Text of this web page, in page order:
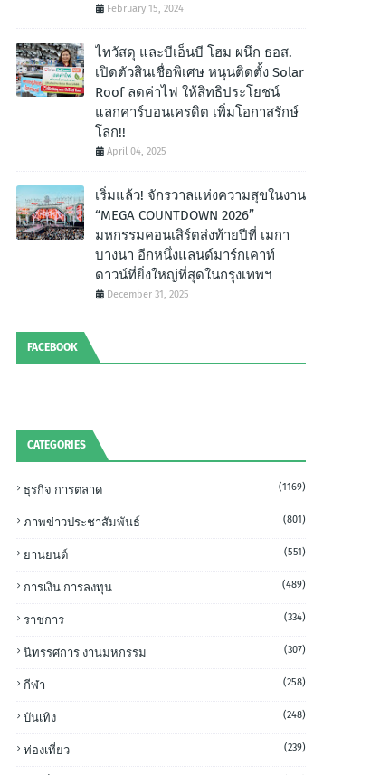
February 15, 2024
ไทวัสดุ และบีเอ็นบี โฮม ผนึก ธอส.
เปิดตัวสินเชื่อพิเศษ หนุนติดตั้ง Solar
Roof ลดค่าไฟ ให้สิทธิประโยชน์
แลกคาร์บอนเครดิต เพิ่มโอกาสรักษ์
โลก!!
April 04, 2025
เริ่มแล้ว! จักรวาลแห่งความสุขในงาน
“MEGA COUNTDOWN 2026”
มหกรรมคอนเสิร์ตส่งท้ายปีที่ เมกา
บางนา อีกหนึ่งแลนด์มาร์กเคาท์
ดาวน์ที่ยิ่งใหญ่ที่สุดในกรุงเทพฯ
December 31, 2025
FACEBOOK
CATEGORIES
ธุรกิจ การตลาด (1169)
ภาพข่าวประชาสัมพันธ์ (801)
ยานยนต์ (551)
การเงิน การลงทุน (489)
ราชการ (334)
นิทรรศการ งานมหกรรม (307)
กีฬา (258)
บันเทิง (248)
ท่องเที่ยว (239)